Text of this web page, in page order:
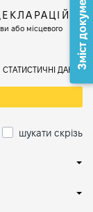
або місцевого
СТАТИСТИЧНІ ДАНІ
шукати скрізь
Зміст документа